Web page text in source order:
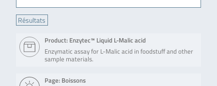
Product: Enzytec™ Liquid L-Malic acid
Enzymatic assay for L-Malic acid in foodstuff and other
sample materials.
Page: Boissons